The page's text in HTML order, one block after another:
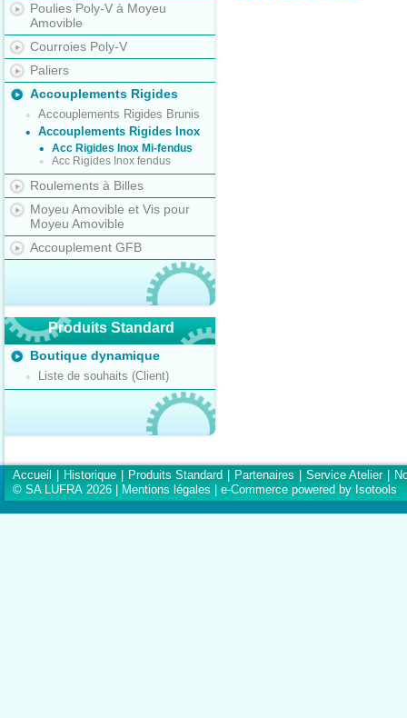
Poulies Poly-V à Moyeu
Amovible
Courroies Poly-V
Paliers
Accouplements Rigides
Accouplements Rigides Brunis
Accouplements Rigides Inox
Acc Rigides Inox Mi-fendus
Acc Rigides Inox fendus
Roulements à Billes
Moyeu Amovible et Vis pour
Moyeu Amovible
Accouplement GFB
Produits Standard
Boutique dynamique
Liste de souhaits (Client)
Accueil Historique Produits Standard Partenaires Service Atelier
© SA LUFRA 2026 |
Mentions légales e-Commerce powered by Isotools